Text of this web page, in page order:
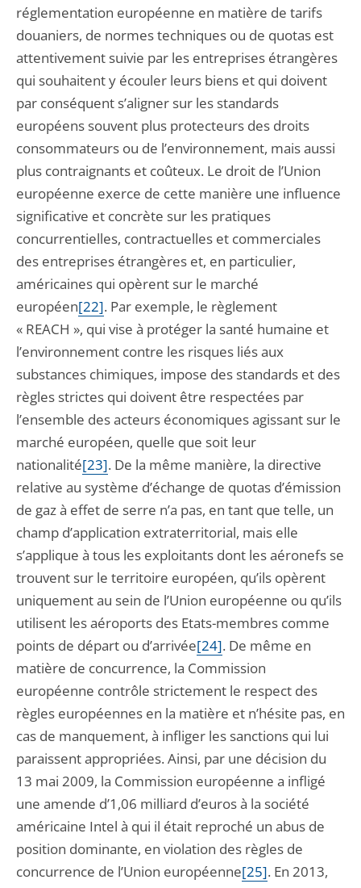
réglementation européenne en matière de tarifs
douaniers, de normes techniques ou de quotas est
attentivement suivie par les entreprises étrangères
qui souhaitent y écouler leurs biens et qui doivent
par conséquent s’aligner sur les standards
européens souvent plus protecteurs des droits
consommateurs ou de l’environnement, mais aussi
plus contraignants et coûteux. Le droit de l’Union
européenne exerce de cette manière une influence
significative et concrète sur les pratiques
concurrentielles, contractuelles et commerciales
des entreprises étrangères et, en particulier,
américaines qui opèrent sur le marché
européen[22]. Par exemple, le règlement
« REACH », qui vise à protéger la santé humaine et
l’environnement contre les risques liés aux
substances chimiques, impose des standards et des
règles strictes qui doivent être respectées par
l’ensemble des acteurs économiques agissant sur le
marché européen, quelle que soit leur
nationalité[23]. De la même manière, la directive
relative au système d’échange de quotas d’émission
de gaz à effet de serre n’a pas, en tant que telle, un
champ d’application extraterritorial, mais elle
s’applique à tous les exploitants dont les aéronefs se
trouvent sur le territoire européen, qu’ils opèrent
uniquement au sein de l’Union européenne ou qu’ils
utilisent les aéroports des Etats-membres comme
points de départ ou d’arrivée[24]. De même en
matière de concurrence, la Commission
européenne contrôle strictement le respect des
règles européennes en la matière et n’hésite pas, en
cas de manquement, à infliger les sanctions qui lui
paraissent appropriées. Ainsi, par une décision du
13 mai 2009, la Commission européenne a infligé
une amende d’1,06 milliard d’euros à la société
américaine Intel à qui il était reproché un abus de
position dominante, en violation des règles de
concurrence de l’Union européenne[25]. En 2013,